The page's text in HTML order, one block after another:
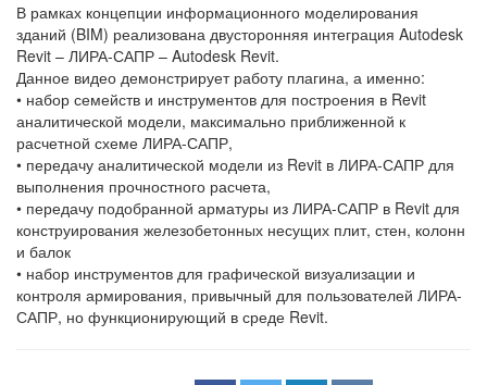
В рамках концепции информационного моделирования
зданий (BIM) реализована двусторонняя интеграция Autodesk
Revit – ЛИРА-САПР – Autodesk Revit.
Данное видео демонстрирует работу плагина, а именно:
• набор семейств и инструментов для построения в Revit
аналитической модели, максимально приближенной к
расчетной схеме ЛИРА-САПР,
• передачу аналитической модели из Revit в ЛИРА-САПР для
выполнения прочностного расчета,
• передачу подобранной арматуры из ЛИРА-САПР в Revit для
конструирования железобетонных несущих плит, стен, колонн
и балок
• набор инструментов для графической визуализации и
контроля армирования, привычный для пользователей ЛИРА-
САПР, но функционирующий в среде Revit.